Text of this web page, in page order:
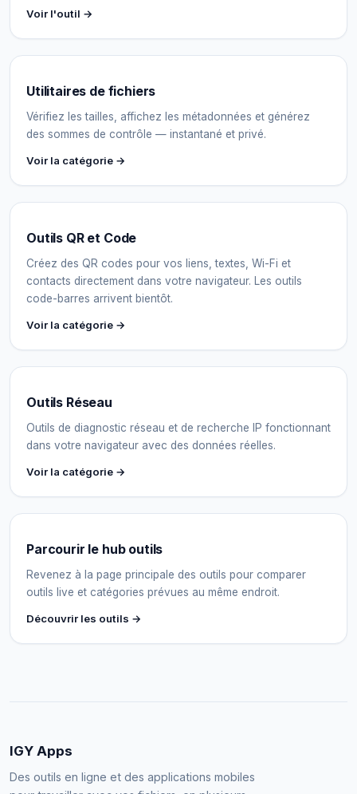
Voir l'outil →
Utilitaires de fichiers
Vérifiez les tailles, affichez les métadonnées et générez
des sommes de contrôle — instantané et privé.
Voir la catégorie →
Outils QR et Code
Créez des QR codes pour vos liens, textes, Wi-Fi et
contacts directement dans votre navigateur. Les outils
code-barres arrivent bientôt.
Voir la catégorie →
Outils Réseau
Outils de diagnostic réseau et de recherche IP fonctionnant
dans votre navigateur avec des données réelles.
Voir la catégorie →
Parcourir le hub outils
Revenez à la page principale des outils pour comparer
outils live et catégories prévues au même endroit.
Découvrir les outils →
IGY Apps
Des outils en ligne et des applications mobiles